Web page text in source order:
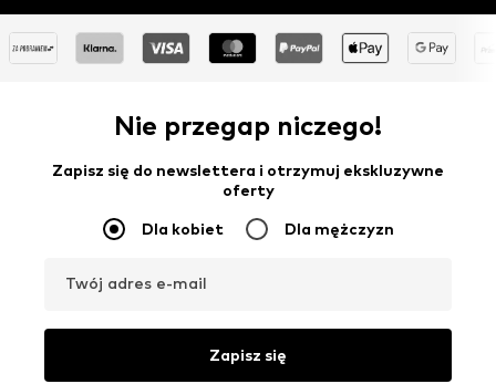
Nie przegap niczego!
Zapisz się do newslettera i otrzymuj ekskluzywne
oferty
Dla kobiet Dla mężczyzn
Twój adres e-mail
Zapisz się